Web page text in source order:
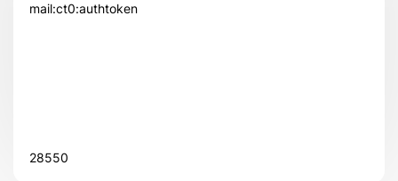
mail:ct0:authtoken
28550